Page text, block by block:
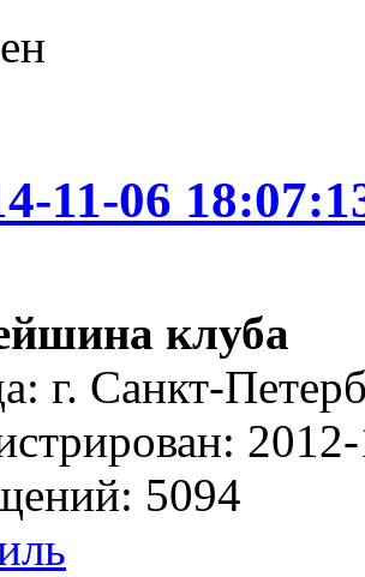
11-06
клуба
г. Санкт-
5094